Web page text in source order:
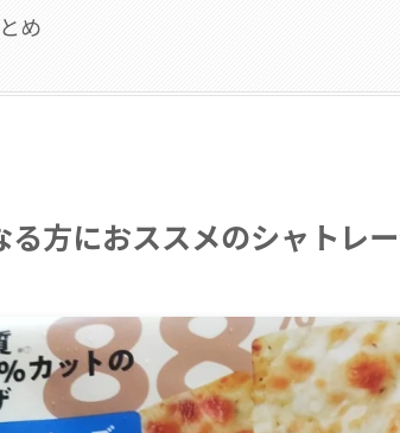
め
る方におススメのシャトレ